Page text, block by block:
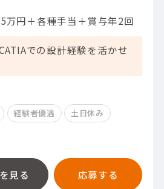
万円＋各種手当＋賞与年2回
での設計経験を活かせ
経験者優遇
土日休み
見る 応募する